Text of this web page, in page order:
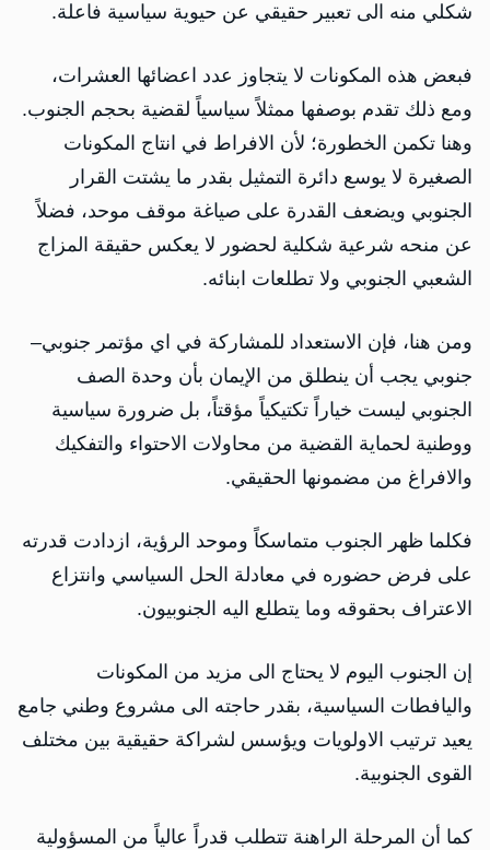
شكلي منه الى تعبير حقيقي عن حيوية سياسية فاعلة.
فبعض هذه المكونات لا يتجاوز عدد اعضائها العشرات،
ومع ذلك تقدم بوصفها ممثلاً سياسياً لقضية بحجم الجنوب.
وهنا تكمن الخطورة؛ لأن الافراط في انتاج المكونات
الصغيرة لا يوسع دائرة التمثيل بقدر ما يشتت القرار
الجنوبي ويضعف القدرة على صياغة موقف موحد، فضلاً
عن منحه شرعية شكلية لحضور لا يعكس حقيقة المزاج
الشعبي الجنوبي ولا تطلعات ابنائه.
ومن هنا، فإن الاستعداد للمشاركة في اي مؤتمر جنوبي–
جنوبي يجب أن ينطلق من الإيمان بأن وحدة الصف
الجنوبي ليست خياراً تكتيكياً مؤقتاً، بل ضرورة سياسية
ووطنية لحماية القضية من محاولات الاحتواء والتفكيك
والافراغ من مضمونها الحقيقي.
فكلما ظهر الجنوب متماسكاً وموحد الرؤية، ازدادت قدرته
على فرض حضوره في معادلة الحل السياسي وانتزاع
الاعتراف بحقوقه وما يتطلع اليه الجنوبيون.
إن الجنوب اليوم لا يحتاج الى مزيد من المكونات
واليافطات السياسية، بقدر حاجته الى مشروع وطني جامع
يعيد ترتيب الاولويات ويؤسس لشراكة حقيقية بين مختلف
القوى الجنوبية.
كما أن المرحلة الراهنة تتطلب قدراً عالياً من المسؤولية